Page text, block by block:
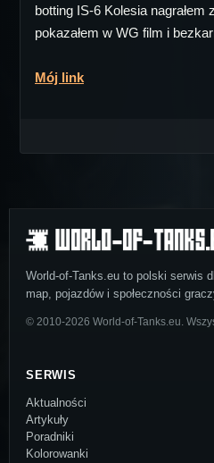
botting IS-6 Kolesia nagrałem
pokazałem w WG film i
Mój link
World-of-Tanks.eu to polski serwis
map, pojazdów i społeczności
© 2010-2026 World-of-Tanks.eu.
SERWIS
Aktualności
Artykuły
Poradniki
Kolorowanki